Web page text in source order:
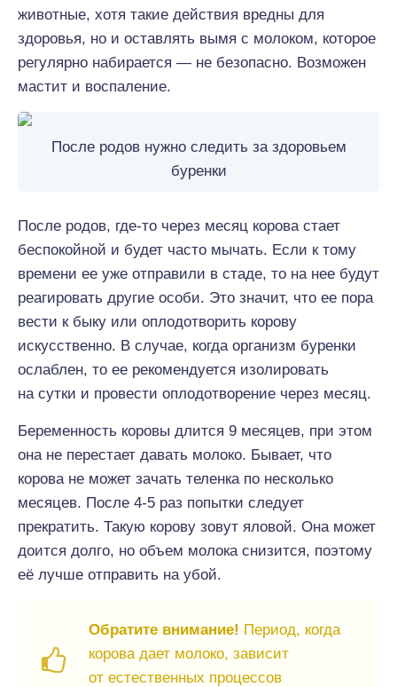
животные, хотя такие действия вредны для
здоровья, но и оставлять вымя с молоком, которое
регулярно набирается — не безопасно. Возможен
мастит и воспаление.
После родов нужно следить за здоровьем
буренки
После родов, где-то через месяц корова стает
беспокойной и будет часто мычать. Если к тому
времени ее уже отправили в стаде, то на нее будут
реагировать другие особи. Это значит, что ее пора
вести к быку или оплодотворить корову
искусственно. В случае, когда организм буренки
ослаблен, то ее рекомендуется изолировать
на сутки и провести оплодотворение через месяц.
Беременность коровы длится 9 месяцев, при этом
она не перестает давать молоко. Бывает, что
корова не может зачать теленка по несколько
месяцев. После 4-5 раз попытки следует
прекратить. Такую корову зовут яловой. Она может
доится долго, но объем молока снизится, поэтому
её лучше отправить на убой.
Обратите внимание! Период, когда
корова дает молоко, зависит
от естественных процессов